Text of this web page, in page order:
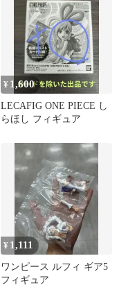
¥ 1,600
LECAFIG ONE PIECE し
らほし フィギュア
¥ 1,111
ワンピース ルフィ ギア5
フィギュア